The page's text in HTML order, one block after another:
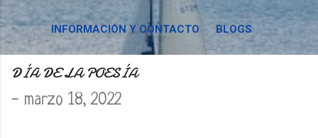
INFORMACIÓN Y CONTACTO BLOGS
DÍA DE LA POESÍA
- marzo 18, 2022